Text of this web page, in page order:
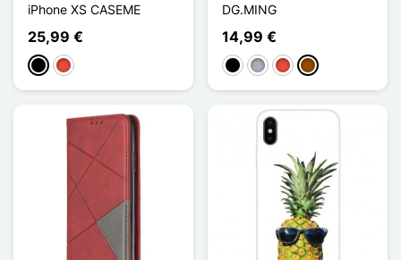
iPhone XS CASEME
25,99 €
PretoVermelho
DG.MING
14,99 €
PretoCinzento
VermelhoCastanho